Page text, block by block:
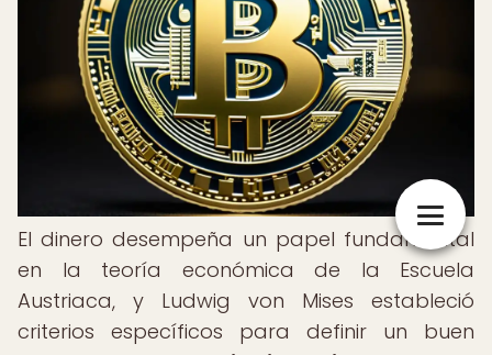
El dinero desempeña un papel fundamental
en la teoría económica de la Escuela
Austriaca, y Ludwig von Mises estableció
criterios específicos para definir un buen